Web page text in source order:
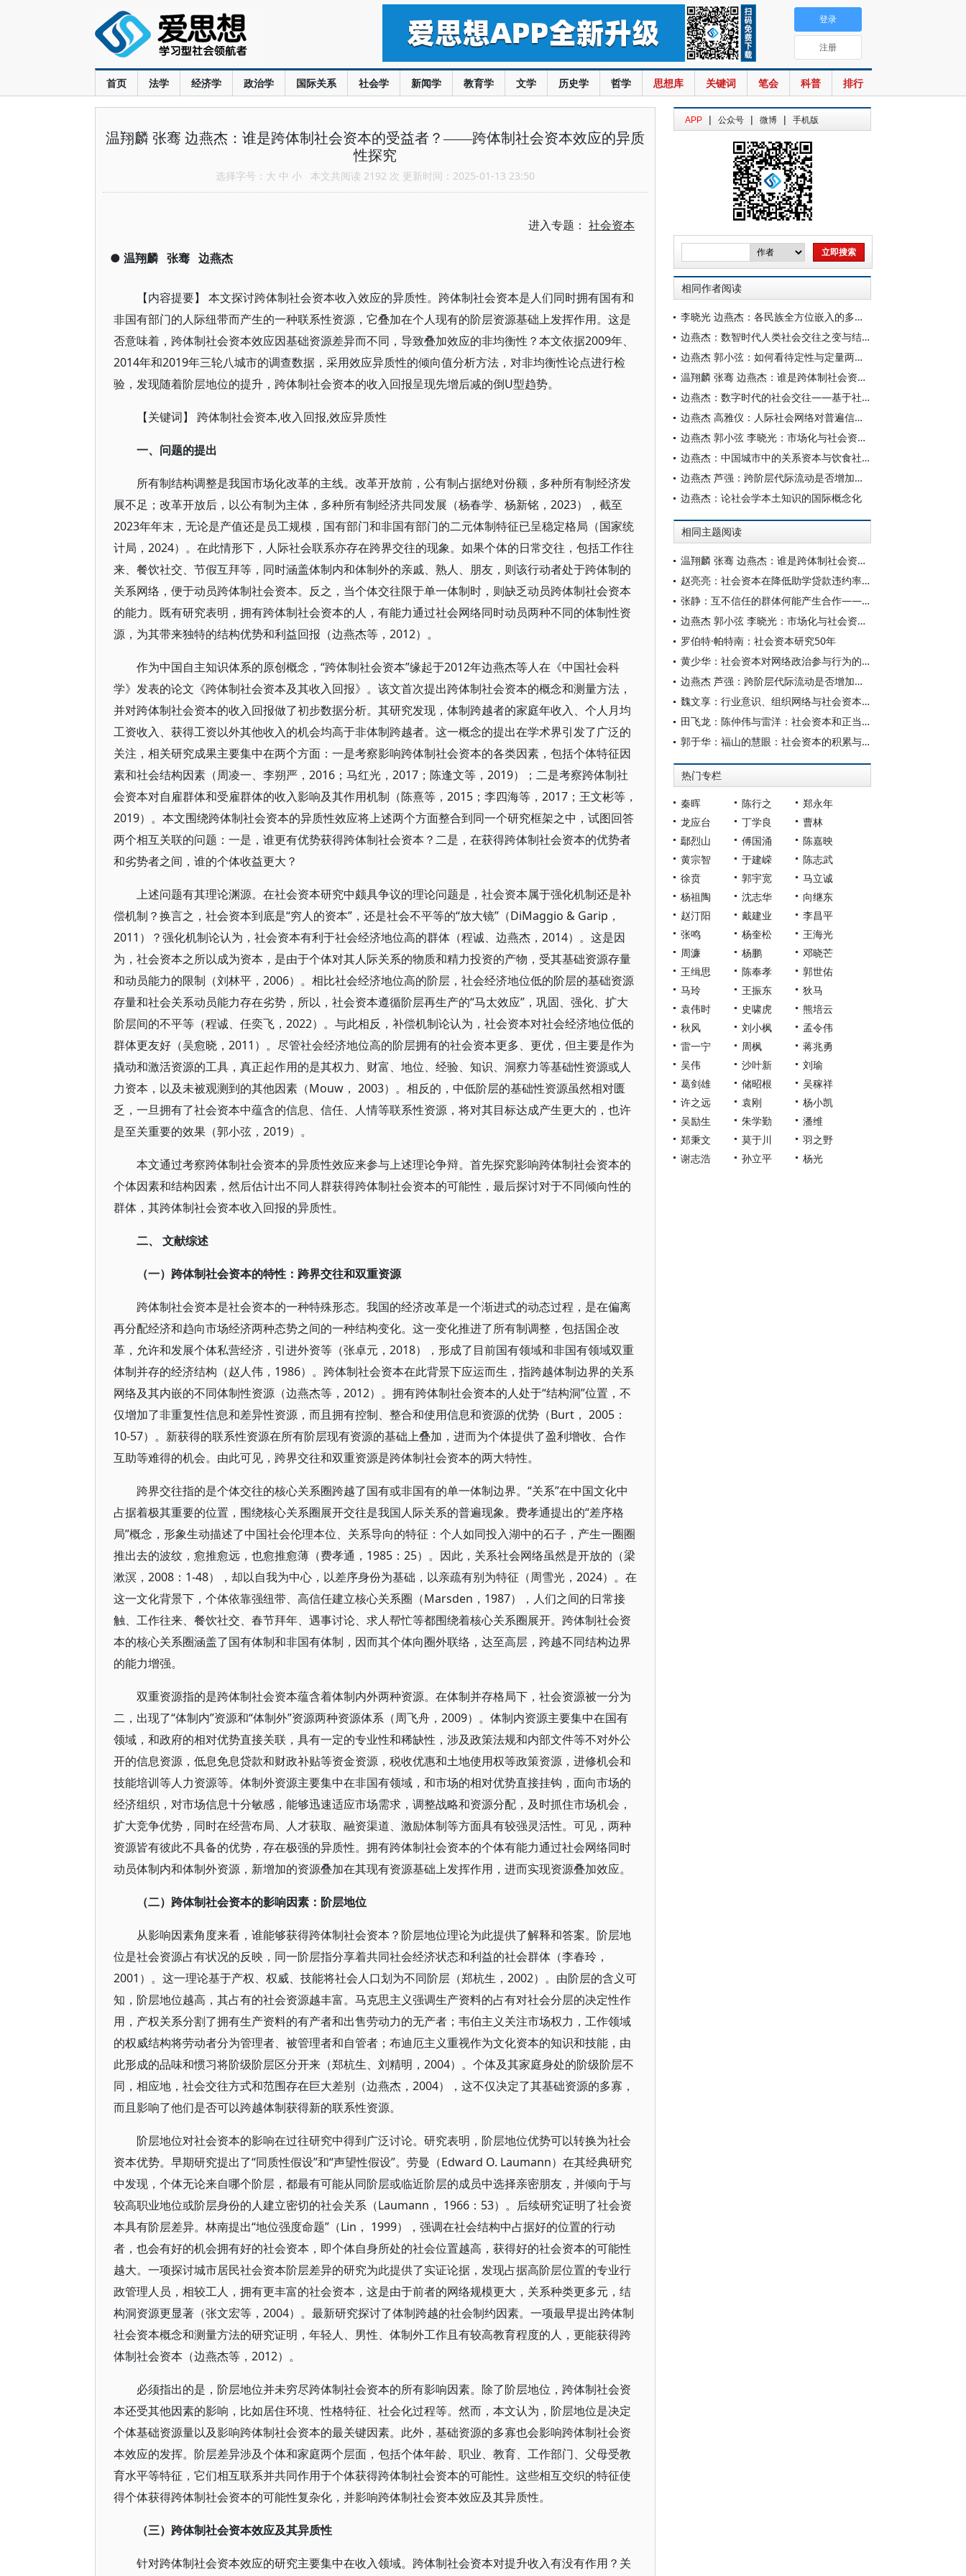
首页 法学 经济学 政治学 国际关系 社会学 新闻学 教育学 文学 历史学 哲学 思想库 关键词 笔会 科普 排行
登录
注册
温翔麟 张骞 边燕杰：谁是跨体制社会资本的受益者？——跨体制社会资本效应的异质
性探究
选择字号： 大 中 小 本文共阅读 2192 次 更新时间：2025-01-13 23:50
进入专题： 社会资本
● 温翔麟 张骞 边燕杰
【内容提要】 本文探讨跨体制社会资本收入效应的异质性。跨体制社会资本是人们同时拥有国有和
非国有部门的人际纽带而产生的一种联系性资源，它叠加在个人现有的阶层资源基础上发挥作用。这是
否意味着，跨体制社会资本效应因基础资源差异而不同，导致叠加效应的非均衡性？本文依据2009年、
2014年和2019年三轮八城市的调查数据，采用效应异质性的倾向值分析方法，对非均衡性论点进行检
验，发现随着阶层地位的提升，跨体制社会资本的收入回报呈现先增后减的倒U型趋势。
【关键词】 跨体制社会资本,收入回报,效应异质性
一、问题的提出
所有制结构调整是我国市场化改革的主线。改革开放前，公有制占据绝对份额，多种所有制经济发
展不足；改革开放后，以公有制为主体，多种所有制经济共同发展（杨春学、杨新铭，2023），截至
2023年年末，无论是产值还是员工规模，国有部门和非国有部门的二元体制特征已呈稳定格局（国家统
计局，2024）。在此情形下，人际社会联系亦存在跨界交往的现象。如果个体的日常交往，包括工作往
来、餐饮社交、节假互拜等，同时涵盖体制内和体制外的亲戚、熟人、朋友，则该行动者处于跨体制的
关系网络，便于动员跨体制社会资本。反之，当个体交往限于单一体制时，则缺乏动员跨体制社会资本
的能力。既有研究表明，拥有跨体制社会资本的人，有能力通过社会网络同时动员两种不同的体制性资
源，为其带来独特的结构优势和利益回报（边燕杰等，2012）。
作为中国自主知识体系的原创概念，“跨体制社会资本”缘起于2012年边燕杰等人在《中国社会科
学》发表的论文《跨体制社会资本及其收入回报》。该文首次提出跨体制社会资本的概念和测量方法，
并对跨体制社会资本的收入回报做了初步数据分析。其研究发现，体制跨越者的家庭年收入、个人月均
工资收入、获得工资以外其他收入的机会均高于非体制跨越者。这一概念的提出在学术界引发了广泛的
关注，相关研究成果主要集中在两个方面：一是考察影响跨体制社会资本的各类因素，包括个体特征因
素和社会结构因素（周凌一、李朔严，2016；马红光，2017；陈逢文等，2019）；二是考察跨体制社
会资本对自雇群体和受雇群体的收入影响及其作用机制（陈熹等，2015；李四海等，2017；王文彬等，
2019）。本文围绕跨体制社会资本的异质性效应将上述两个方面整合到同一个研究框架之中，试图回答
两个相互关联的问题：一是，谁更有优势获得跨体制社会资本？二是，在获得跨体制社会资本的优势者
和劣势者之间，谁的个体收益更大？
上述问题有其理论渊源。在社会资本研究中颇具争议的理论问题是，社会资本属于强化机制还是补
偿机制？换言之，社会资本到底是“穷人的资本”，还是社会不平等的“放大镜”（DiMaggio & Garip，
2011）？强化机制论认为，社会资本有利于社会经济地位高的群体（程诚、边燕杰，2014）。这是因
为，社会资本之所以成为资本，是由于个体对其人际关系的物质和精力投资的产物，受其基础资源存量
和动员能力的限制（刘林平，2006）。相比社会经济地位高的阶层，社会经济地位低的阶层的基础资源
存量和社会关系动员能力存在劣势，所以，社会资本遵循阶层再生产的“马太效应”，巩固、强化、扩大
阶层间的不平等（程诚、任奕飞，2022）。与此相反，补偿机制论认为，社会资本对社会经济地位低的
群体更友好（吴愈晓，2011）。尽管社会经济地位高的阶层拥有的社会资本更多、更优，但主要是作为
撬动和激活资源的工具，真正起作用的是其权力、财富、地位、经验、知识、洞察力等基础性资源或人
力资本，以及未被观测到的其他因素（Mouw， 2003）。相反的，中低阶层的基础性资源虽然相对匮
乏，一旦拥有了社会资本中蕴含的信息、信任、人情等联系性资源，将对其目标达成产生更大的，也许
是至关重要的效果（郭小弦，2019）。
本文通过考察跨体制社会资本的异质性效应来参与上述理论争辩。首先探究影响跨体制社会资本的
个体因素和结构因素，然后估计出不同人群获得跨体制社会资本的可能性，最后探讨对于不同倾向性的
群体，其跨体制社会资本收入回报的异质性。
二、 文献综述
（一）跨体制社会资本的特性：跨界交往和双重资源
跨体制社会资本是社会资本的一种特殊形态。我国的经济改革是一个渐进式的动态过程，是在偏离
再分配经济和趋向市场经济两种态势之间的一种结构变化。这一变化推进了所有制调整，包括国企改
革，允许和发展个体私营经济，引进外资等（张卓元，2018），形成了目前国有领域和非国有领域双重
体制并存的经济结构（赵人伟，1986）。跨体制社会资本在此背景下应运而生，指跨越体制边界的关系
网络及其内嵌的不同体制性资源（边燕杰等，2012）。拥有跨体制社会资本的人处于“结构洞”位置，不
仅增加了非重复性信息和差异性资源，而且拥有控制、整合和使用信息和资源的优势（Burt， 2005：
10-57）。新获得的联系性资源在所有阶层现有资源的基础上叠加，进而为个体提供了盈利增收、合作
互助等难得的机会。由此可见，跨界交往和双重资源是跨体制社会资本的两大特性。
跨界交往指的是个体交往的核心关系圈跨越了国有或非国有的单一体制边界。“关系”在中国文化中
占据着极其重要的位置，围绕核心关系圈展开交往是我国人际关系的普遍现象。费孝通提出的“差序格
局”概念，形象生动描述了中国社会伦理本位、关系导向的特征：个人如同投入湖中的石子，产生一圈圈
推出去的波纹，愈推愈远，也愈推愈薄（费孝通，1985：25）。因此，关系社会网络虽然是开放的（梁
漱溟，2008：1-48），却以自我为中心，以差序身份为基础，以亲疏有别为特征（周雪光，2024）。在
这一文化背景下，个体依靠强纽带、高信任建立核心关系圈（Marsden，1987），人们之间的日常接
触、工作往来、餐饮社交、春节拜年、遇事讨论、求人帮忙等都围绕着核心关系圈展开。跨体制社会资
本的核心关系圈涵盖了国有体制和非国有体制，因而其个体向圈外联络，达至高层，跨越不同结构边界
的能力增强。
双重资源指的是跨体制社会资本蕴含着体制内外两种资源。在体制并存格局下，社会资源被一分为
二，出现了“体制内”资源和“体制外”资源两种资源体系（周飞舟，2009）。体制内资源主要集中在国有
领域，和政府的相对优势直接关联，具有一定的专业性和稀缺性，涉及政策法规和内部文件等不对外公
开的信息资源，低息免息贷款和财政补贴等资金资源，税收优惠和土地使用权等政策资源，进修机会和
技能培训等人力资源等。体制外资源主要集中在非国有领域，和市场的相对优势直接挂钩，面向市场的
经济组织，对市场信息十分敏感，能够迅速适应市场需求，调整战略和资源分配，及时抓住市场机会，
扩大竞争优势，同时在经营布局、人才获取、融资渠道、激励体制等方面具有较强灵活性。可见，两种
资源皆有彼此不具备的优势，存在极强的异质性。拥有跨体制社会资本的个体有能力通过社会网络同时
动员体制内和体制外资源，新增加的资源叠加在其现有资源基础上发挥作用，进而实现资源叠加效应。
（二）跨体制社会资本的影响因素：阶层地位
从影响因素角度来看，谁能够获得跨体制社会资本？阶层地位理论为此提供了解释和答案。阶层地
位是社会资源占有状况的反映，同一阶层指分享着共同社会经济状态和利益的社会群体（李春玲，
2001）。这一理论基于产权、权威、技能将社会人口划为不同阶层（郑杭生，2002）。由阶层的含义可
知，阶层地位越高，其占有的社会资源越丰富。马克思主义强调生产资料的占有对社会分层的决定性作
用，产权关系分割了拥有生产资料的有产者和出售劳动力的无产者；韦伯主义关注市场权力，工作领域
的权威结构将劳动者分为管理者、被管理者和自管者；布迪厄主义重视作为文化资本的知识和技能，由
此形成的品味和惯习将阶级阶层区分开来（郑杭生、刘精明，2004）。个体及其家庭身处的阶级阶层不
同，相应地，社会交往方式和范围存在巨大差别（边燕杰，2004），这不仅决定了其基础资源的多寡，
而且影响了他们是否可以跨越体制获得新的联系性资源。
阶层地位对社会资本的影响在过往研究中得到广泛讨论。研究表明，阶层地位优势可以转换为社会
资本优势。早期研究提出了“同质性假设”和“声望性假设”。劳曼（Edward O. Laumann）在其经典研究
中发现，个体无论来自哪个阶层，都最有可能从同阶层或临近阶层的成员中选择亲密朋友，并倾向于与
较高职业地位或阶层身份的人建立密切的社会关系（Laumann， 1966：53）。后续研究证明了社会资
本具有阶层差异。林南提出“地位强度命题”（Lin， 1999），强调在社会结构中占据好的位置的行动
者，也会有好的机会拥有好的社会资本，即个体自身所处的社会位置越高，获得好的社会资本的可能性
越大。一项探讨城市居民社会资本阶层差异的研究为此提供了实证论据，发现占据高阶层位置的专业行
政管理人员，相较工人，拥有更丰富的社会资本，这是由于前者的网络规模更大，关系种类更多元，结
构洞资源更显著（张文宏等，2004）。最新研究探讨了体制跨越的社会制约因素。一项最早提出跨体制
社会资本概念和测量方法的研究证明，年轻人、男性、体制外工作且有较高教育程度的人，更能获得跨
体制社会资本（边燕杰等，2012）。
必须指出的是，阶层地位并未穷尽跨体制社会资本的所有影响因素。除了阶层地位，跨体制社会资
本还受其他因素的影响，比如居住环境、性格特征、社会化过程等。然而，本文认为，阶层地位是决定
个体基础资源量以及影响跨体制社会资本的最关键因素。此外，基础资源的多寡也会影响跨体制社会资
本效应的发挥。阶层差异涉及个体和家庭两个层面，包括个体年龄、职业、教育、工作部门、父母受教
育水平等特征，它们相互联系并共同作用于个体获得跨体制社会资本的可能性。这些相互交织的特征使
得个体获得跨体制社会资本的可能性复杂化，并影响跨体制社会资本效应及其异质性。
（三）跨体制社会资本效应及其异质性
针对跨体制社会资本效应的研究主要集中在收入领域。跨体制社会资本对提升收入有没有作用？关
APP | 公众号 | 微博 | 手机版
相同作者阅读
李晓光 边燕杰：各民族全方位嵌入的多元互嵌指数：理论内涵、指数构建和实证发现
边燕杰：数智时代人类社会交往之变与结构社会学重建
边燕杰 郭小弦：如何看待定性与定量两大实证研究范式的辩证关系
温翔麟 张骞 边燕杰：谁是跨体制社会资本的受益者？——跨体制社会资本效应的异质性探究
边燕杰：数字时代的社会交往——基于社会资本理论的分析
边燕杰 高雅仪：人际社会网络对普遍信任的正负效应
边燕杰 郭小弦 李晓光：市场化与社会资本的变迁：1999—2014*
边燕杰：中国城市中的关系资本与饮食社交：理论模型与经验分析
边燕杰 芦强：跨阶层代际流动是否增加人们的社会资本
边燕杰：论社会学本土知识的国际概念化
相同主题阅读
温翔麟 张骞 边燕杰：谁是跨体制社会资本的受益者？——跨体制社会资本效应的异质性探究
赵亮亮：社会资本在降低助学贷款违约率中的作用
张静：互不信任的群体何能产生合作——对XW案例的事件史分析
边燕杰 郭小弦 李晓光：市场化与社会资本的变迁：1999—2014*
罗伯特·帕特南：社会资本研究50年
黄少华：社会资本对网络政治参与行为的影响
边燕杰 芦强：跨阶层代际流动是否增加人们的社会资本
魏文享：行业意识、组织网络与社会资本——江浙皖丝茧总公所的兴起与运作（1910—1930)
田飞龙：陈仲伟与雷洋：社会资本和正当程序的双重失落
郭于华：福山的慧眼：社会资本的积累与自发社会的力量
热门专栏
秦晖 陈行之
郑永年
龙应台
丁学良
曹林
鄢烈山
傅国涌
陈嘉映
黄宗智
于建嵘
陈志武
徐贲
郭宇宽
马立诚
杨祖陶
沈志华
向继东
赵汀阳
戴建业
李昌平
张鸣
杨奎松
王海光
周濂
杨鹏
邓晓芒
王缉思
陈奉孝
郭世佑
马玲
王振东
狄马
袁伟时
史啸虎
熊培云
秋风
刘小枫
孟令伟
雷一宁
周枫
蒋兆勇
吴伟
沙叶新
刘瑜
葛剑雄
储昭根
吴稼祥
许之远
袁刚
杨小凯
吴励生
朱学勤
潘维
郑秉文
莫于川
羽之野
谢志浩
孙立平 杨光